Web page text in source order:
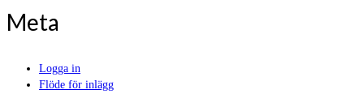
Meta
Logga in
Flöde för inlägg